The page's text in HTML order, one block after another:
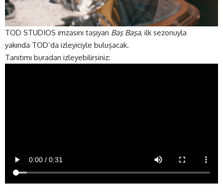
TOD STUDIOS imzasını taşıyan Baş Başa, ilk sezonuyla
yakında TOD’da izleyiciyle buluşacak.
Tanıtımı buradan izleyebilirsiniz: